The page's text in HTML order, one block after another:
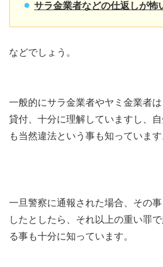
サラ金業者などの仕返しが怖
などでしょう。
一般的にサラ金業者やヤミ金業者
貸付、十分に理解していますし、
も当然違法という事も知っています
一旦警察に通報された場合、その
したとしたら、それ以上の重い罪
る事も十分に知っています。